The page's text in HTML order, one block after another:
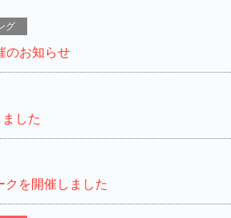
グ
のお知らせ
した
クを開催しました